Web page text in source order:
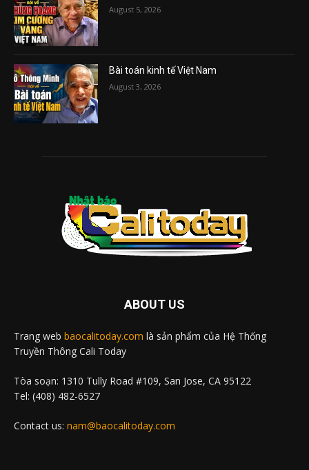
August 5, 2026
Bài toán kinh tế Việt Nam
August 3, 2026
ABOUT US
Trang web baocalitoday.com là sản phẩm của Hệ Thống
Truyền Thông Cali Today
Tòa soạn: 1310 Tully Road #109, San Jose, CA 95122
Tel: (408) 482-6527
Contact us: nam@baocalitoday.com